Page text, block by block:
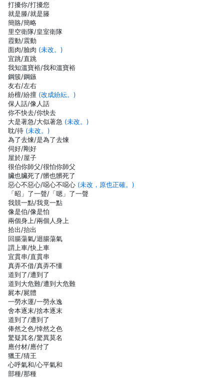
打擾你/打擾您
就是滕/就是籐
簡賂/簡略
里空衛隊/皇室衛隊
霞動/震動
面肉/臉肉 (未改。)
宜跳/直跳
我知溫寶裕/我和溫寶裕
鋼簇/鋼鏃
友右/左右
紛檀/紛擅 (改成紛紜。)
保人話/像人話
你不快去/你快去
大是著急/大似著急 (未改。)
耽/待 (未改。)
為了去煉/是為了去煉
伺好/剛好
屋於/屋子
很伯你師父/很怕你師父
臟也臟死了/髒也髒死了
惡心不惡心/噁心不噁心 (未改，原也正確。)
「昭」了一聲/「嗯」了一聲
我競一點/我竟一點
像是伯/像是怕
兩個身上/兩個人身上
拾出/抬出
回腸蕩氣/迴腸蕩氣
謂上車/快上車
宜貫串/直貫串
真弄不借/真弄不懂
道到了/遭到了
道到大危難/遭到大危難
屍本/屍體
一勞水運/一勞永逸
舍本逐末/捨本逐末
道到了/遭到了
俸然之色/悻然之色
驚疑其名/驚異莫名
應付材/應付了
獵王/猜王
心呼氣和/心平氣和
部種/那種